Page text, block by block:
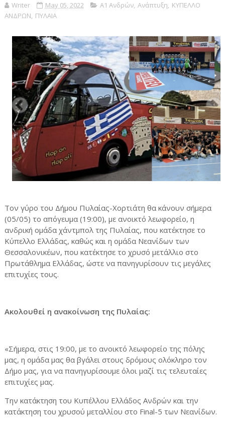
Writer May 05, 2022 Α1 Ανδρών, Ανάπτυξη, ΚΥΠΕΛΛΟ
ΑΝΔΡΩΝ, ΠΥΛΑΙΑ
Τον γύρο του Δήμου Πυλαίας-Χορτιάτη θα κάνουν σήμερα
(05/05) το απόγευμα (19:00), με ανοικτό λεωφορείο, η
ανδρική ομάδα χάντμπολ της Πυλαίας, που κατέκτησε το
Κύπελλο Ελλάδας, καθώς και η ομάδα Νεανίδων των
Θεσσαλονικέων, που κατέκτησε το χρυσό μετάλλιο στο
Πρωτάθλημα Ελλάδας, ώστε να πανηγυρίσουν τις μεγάλες
επιτυχίες τους.
Ακολουθεί η ανακοίνωση της Πυλαίας:
«Σήμερα, στις 19:00, με το ανοικτό λεωφορείο της πόλης
μας, η ομάδα μας θα βγάλει στους δρόμους ολόκληρο τον
Δήμο μας, για να πανηγυρίσουμε όλοι μαζί τις τελευταίες
επιτυχίες μας.
Την κατάκτηση του Κυπέλλου Ελλάδος Ανδρών και την
κατάκτηση του χρυσού μεταλλίου στο Final-5 των Νεανίδων.